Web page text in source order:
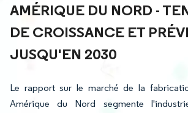
AMÉRIQUE DU NORD -
DE CROISSANCE ET
JUSQU'EN 2030
Le rapport sur le marché de la
Amérique du Nord segmente